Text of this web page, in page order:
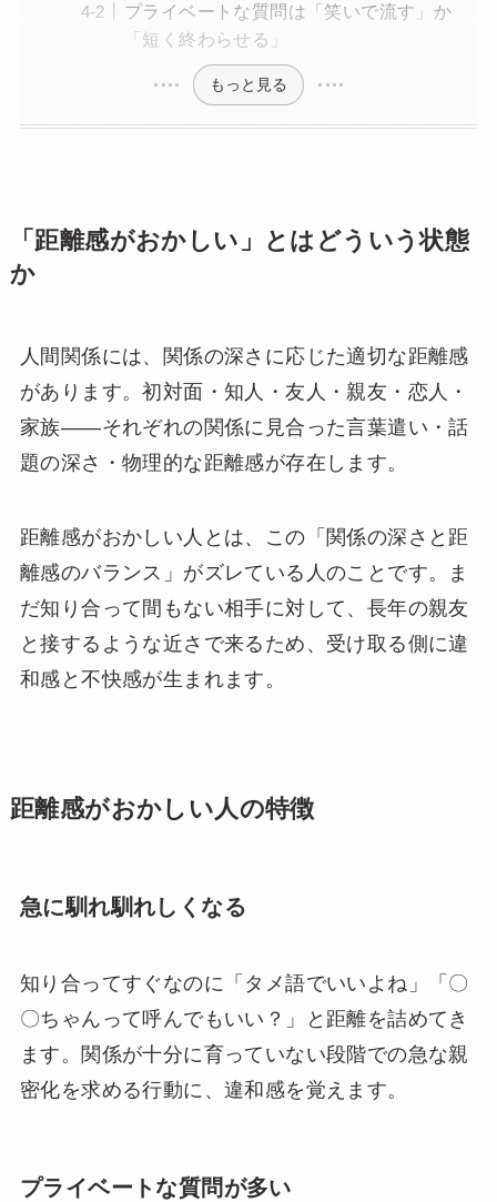
プライベートな質問は「笑いで流す」か
「短く終わらせる」
もっと見る
「距離感がおかしい」とはどういう状態
か
人間関係には、関係の深さに応じた適切な距離感
があります。初対面・知人・友人・親友・恋人・
家族——それぞれの関係に見合った言葉遣い・話
題の深さ・物理的な距離感が存在します。
距離感がおかしい人とは、この「関係の深さと距
離感のバランス」がズレている人のことです。ま
だ知り合って間もない相手に対して、長年の親友
と接するような近さで来るため、受け取る側に違
和感と不快感が生まれます。
距離感がおかしい人の特徴
急に馴れ馴れしくなる
知り合ってすぐなのに「タメ語でいいよね」「〇
〇ちゃんって呼んでもいい？」と距離を詰めてき
ます。関係が十分に育っていない段階での急な親
密化を求める行動に、違和感を覚えます。
プライベートな質問が多い